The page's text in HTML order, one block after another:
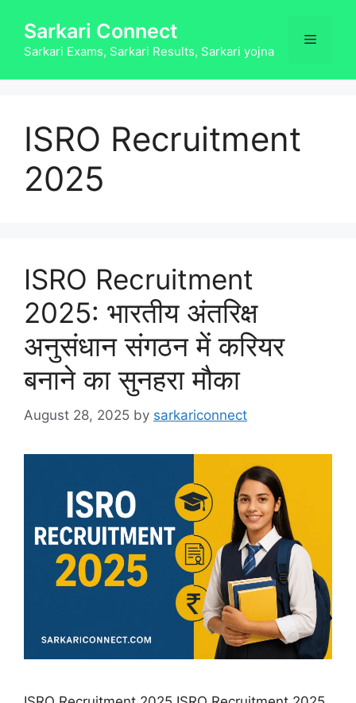
content
Sarkari Connect
Sarkari Exams, Sarkari Results, Sarkari yojna
Menu
ISRO Recruitment
2025
ISRO Recruitment
2025: भारतीय अंतरिक्ष
अनुसंधान संगठन में करियर
बनाने का सुनहरा मौका
August 28, 2025 by sarkariconnect